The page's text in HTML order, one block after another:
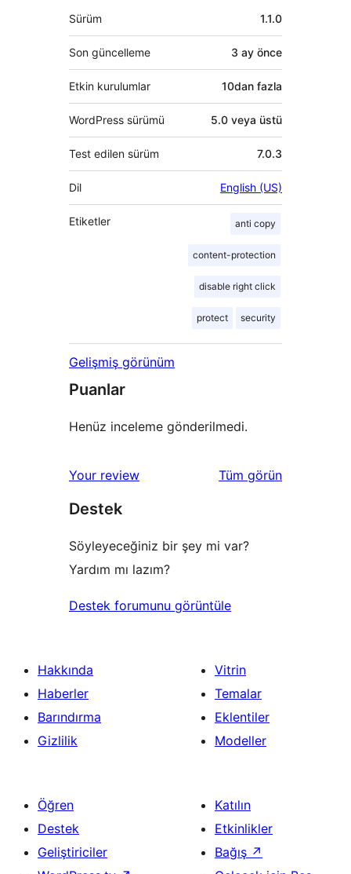
Meta
Sürüm 1.1.0
Son güncelleme 3 ay önce
Etkin kurulumlar 10dan fazla
WordPress sürümü 5.0 veya üstü
Test edilen sürüm 7.0.3
Dil English (US)
Etiketler anti copy
content-protection
disable right click
protect security
Gelişmiş görünüm
Puanlar
Henüz inceleme gönderilmedi.
Your review Tüm değerlendirmeleri
görün
Destek
Söyleyeceğiniz bir şey mi var?
Yardım mı lazım?
Destek forumunu görüntüle
Hakkında
Haberler
Barındırma
Gizlilik
Vitrin
Temalar
Eklentiler
Modeller
Öğren
Destek
Geliştiriciler
Katılın
Etkinlikler
Bağış ↗